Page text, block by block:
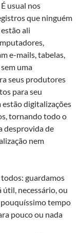
usual nos
que ninguém
ali
e-mails, tabelas,
uma
seus produtores
para seu
digitalizações
tornando todo o
desprovida de
nem
guardamos
útil, necessário, ou
tempo
pouco ou nada